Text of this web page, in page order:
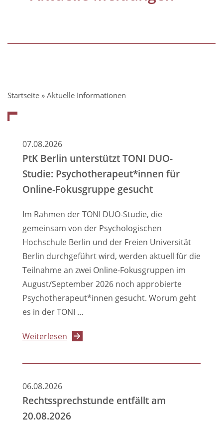
Pfadnavigation
Startseite Aktuelle Informationen
07.08.2026
PtK Berlin unterstützt TONI DUO-
Studie: Psychotherapeut*innen für
Online-Fokusgruppe gesucht
Im Rahmen der TONI DUO-Studie, die
gemeinsam von der Psychologischen
Hochschule Berlin und der Freien Universität
Berlin durchgeführt wird, werden aktuell für die
Teilnahme an zwei Online-Fokusgruppen im
August/September 2026 noch approbierte
Psychotherapeut*innen gesucht. Worum geht
es in der TONI …
Weiterlesen über
Berlin
DUO-
Studie:
06.08.2026
Rechtssprechstunde entfällt am
20.08.2026